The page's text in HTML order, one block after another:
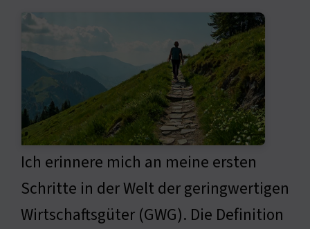
Ich erinnere mich an meine ersten
Schritte in der Welt der geringwertigen
Wirtschaftsgüter (GWG). Die Definition